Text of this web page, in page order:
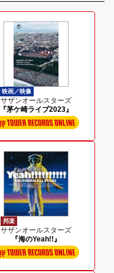
映画／映像
サザンオールスターズ
『茅ケ崎ライブ2023』
邦楽
サザンオールスターズ
『海のYeah!!』